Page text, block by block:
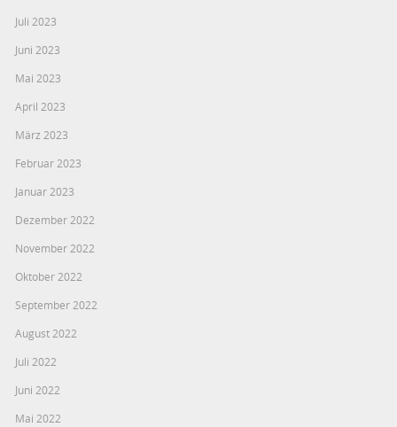
Juli 2023
Juni 2023
Mai 2023
April 2023
März 2023
Februar 2023
Januar 2023
Dezember 2022
November 2022
Oktober 2022
September 2022
August 2022
Juli 2022
Juni 2022
Mai 2022